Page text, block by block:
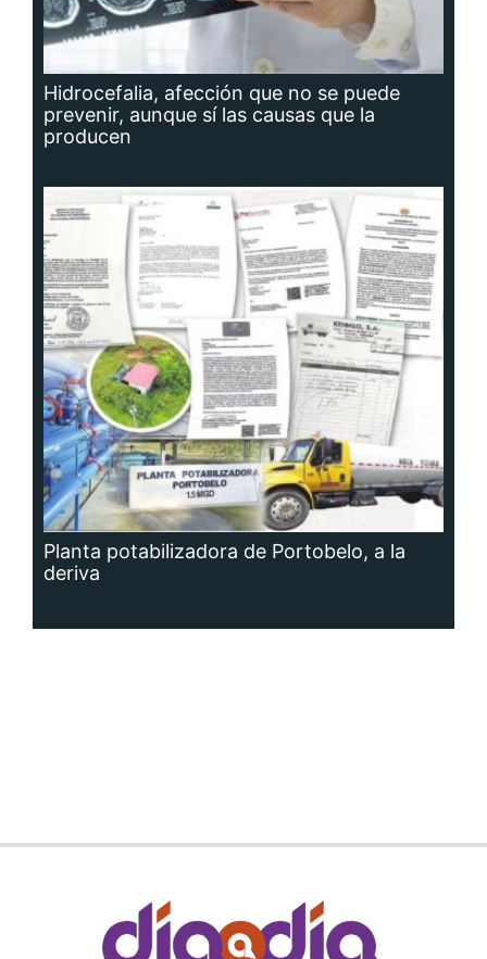
Hidrocefalia, afección que no se puede
prevenir, aunque sí las causas que la
producen
Planta potabilizadora de Portobelo, a la
deriva